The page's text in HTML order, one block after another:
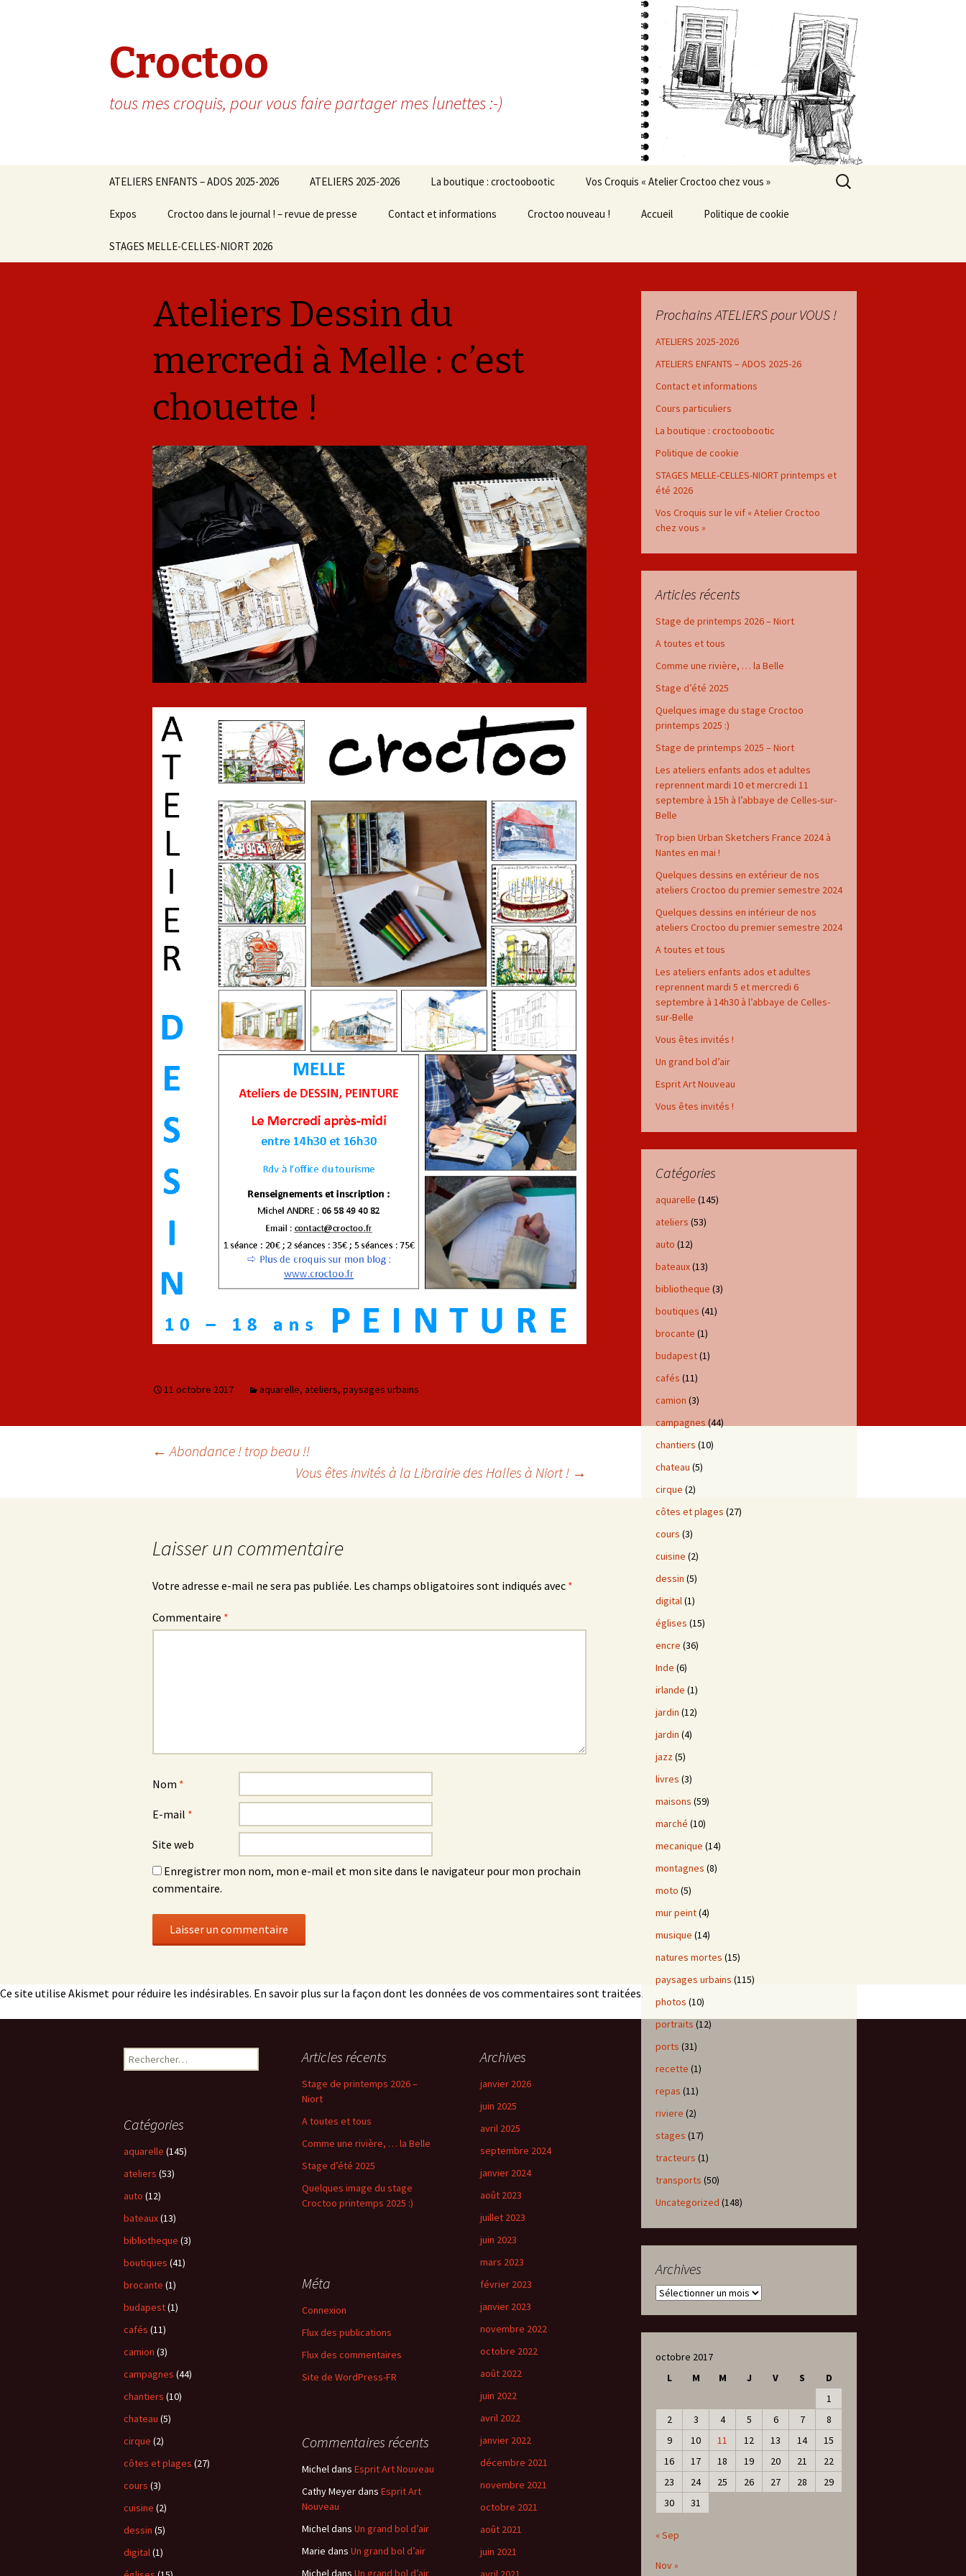
Croctoo
tous mes croquis, pour vous faire partager mes lunettes :-)
Aller au contenu principal
ATELIERS ENFANTS – ADOS 2025-2026 ATELIERS 2025-2026 La boutique : croctoobootic Vos Croquis « Atelier Croctoo chez vous »
Expos Croctoo dans le journal ! – revue de presse Contact et informations Croctoo nouveau ! Accueil Politique de cookie
STAGES MELLE-CELLES-NIORT 2026
Rechercher :
Ateliers Dessin du
mercredi à Melle : c’est
chouette !
11 octobre 2017 aquarelle, ateliers, paysages urbains
Navigation des articles
← Abondance ! trop beau !!
Vous êtes invités à la Librairie des Halles à Niort ! →
Laisser un commentaire
Votre adresse e-mail ne sera pas publiée. Les champs obligatoires sont indiqués avec *
Commentaire *
Nom *
E-mail *
Site web
Enregistrer mon nom, mon e-mail et mon site dans le navigateur pour mon prochain
commentaire.
Ce site utilise Akismet pour réduire les indésirables. En savoir plus sur la façon dont les données de vos commentaires sont traitées.
Prochains ATELIERS pour VOUS !
ATELIERS 2025-2026
ATELIERS ENFANTS – ADOS 2025-26
Contact et informations
Cours particuliers
La boutique : croctoobootic
Politique de cookie
STAGES MELLE-CELLES-NIORT printemps et
été 2026
Vos Croquis sur le vif « Atelier Croctoo
chez vous »
Articles récents
Stage de printemps 2026 – Niort
A toutes et tous
Comme une rivière, … la Belle
Stage d’été 2025
Quelques image du stage Croctoo
printemps 2025 :)
Stage de printemps 2025 – Niort
Les ateliers enfants ados et adultes
reprennent mardi 10 et mercredi 11
septembre à 15h à l’abbaye de Celles-sur-
Belle
Trop bien Urban Sketchers France 2024 à
Nantes en mai !
Quelques dessins en extérieur de nos
ateliers Croctoo du premier semestre 2024
Quelques dessins en intérieur de nos
ateliers Croctoo du premier semestre 2024
A toutes et tous
Les ateliers enfants ados et adultes
reprennent mardi 5 et mercredi 6
septembre à 14h30 à l’abbaye de Celles-
sur-Belle
Vous êtes invités !
Un grand bol d’air
Esprit Art Nouveau
Vous êtes invités !
Catégories
aquarelle (145)
ateliers (53)
auto (12)
bateaux(13)
bibliotheque (3)
boutiques (41)
brocante (1)
budapest(1)
cafés (11)
camion (3)
campagnes (44)
chantiers (10)
chateau (5)
cirque (2)
côtes et plages (27)
cours (3)
cuisine (2)
dessin (5)
digital(1)
églises (15)
encre (36)
Inde (6)
irlande (1)
jardin (12)
jardin (4)
jazz(5)
livres (3)
maisons (59)
marché (10)
mecanique (14)
montagnes (8)
moto (5)
mur peint(4)
musique (14)
natures mortes (15)
paysages urbains (115)
photos (10)
portraits (12)
ports (31)
recette (1)
repas (11)
riviere (2)
stages (17)
tracteurs (1)
transports (50)
Uncategorized (148)
Archives
Archives
octobre 2017
L
M M J V S
D
1
2
3 4 5 6 7
8
9
10 11 12 13 14
15
16
17 18 19 20 21
22
23
24 25 26 27 28
29
30
31
« Sep
Nov »
Rechercher : Articles récents
Stage de printemps 2026 –
Niort
A toutes et tous
Comme une rivière, … la Belle
Stage d’été 2025
Quelques image du stage
Croctoo printemps 2025 :)
Archives
janvier 2026
juin 2025
avril 2025
septembre 2024
janvier 2024
août 2023
juillet 2023
juin 2023
mars 2023
février 2023
janvier 2023
novembre 2022
octobre 2022
août 2022
juin 2022
avril 2022
janvier 2022
décembre 2021
novembre 2021
octobre 2021
août 2021
juin 2021
Catégories
aquarelle (145)
ateliers (53)
auto (12)
bateaux(13)
bibliotheque (3)
boutiques (41)
brocante (1)
budapest(1)
cafés (11)
camion (3)
campagnes (44)
chantiers (10)
chateau (5)
cirque (2)
côtes et plages (27)
cours (3)
cuisine (2)
dessin (5)
digital(1)
Méta
Connexion
Flux des publications
Flux des commentaires
Site de WordPress-FR
Commentaires récents
Micheldans Esprit Art Nouveau
Cathy Meyerdans Esprit Art
Nouveau
Micheldans Un grand bol d’air
Marie dans Un grand bol d’air
Michel dans Un grand bol d’air